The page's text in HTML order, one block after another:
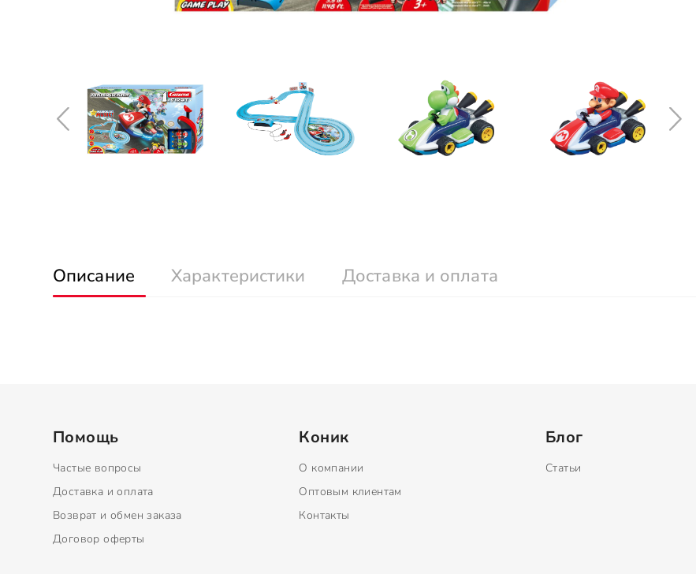
Описание Характеристики Доставка и оплата
Помощь
Частые вопросы
Доставка и оплата
Возврат и обмен заказа
Договор оферты
Коник
О компании
Оптовым клиентам
Контакты
Блог
Статьи